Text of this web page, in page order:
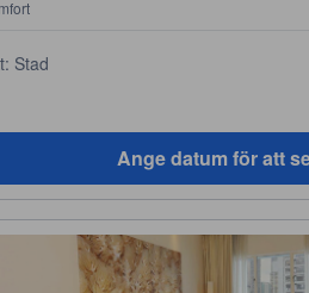
Stad
Ange datum för att